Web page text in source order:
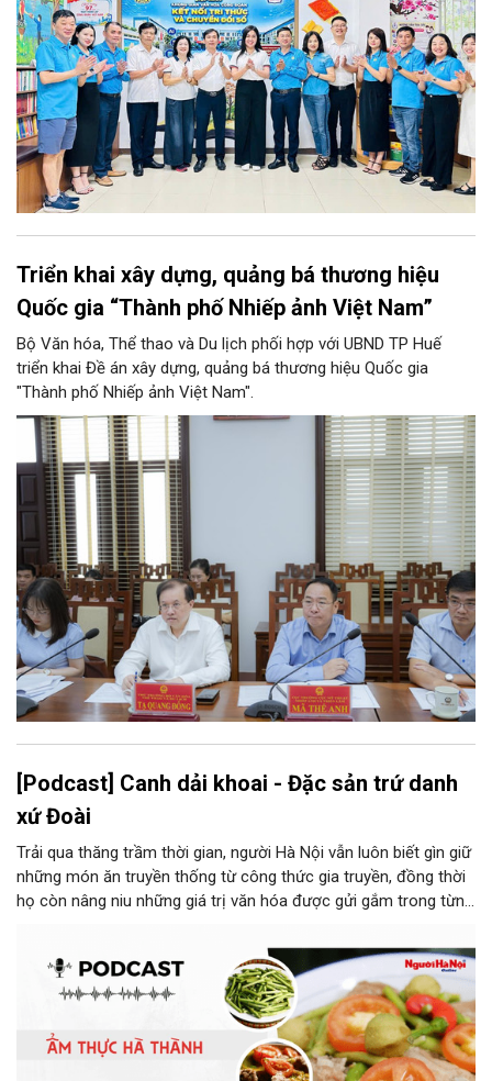
Triển khai xây dựng, quảng bá thương hiệu
Quốc gia “Thành phố Nhiếp ảnh Việt Nam”
Bộ Văn hóa, Thể thao và Du lịch phối hợp với UBND TP Huế
triển khai Đề án xây dựng, quảng bá thương hiệu Quốc gia
"Thành phố Nhiếp ảnh Việt Nam".
[Podcast] Canh dải khoai - Đặc sản trứ danh
xứ Đoài
Trải qua thăng trầm thời gian, người Hà Nội vẫn luôn biết gìn giữ
những món ăn truyền thống từ công thức gia truyền, đồng thời
họ còn nâng niu những giá trị văn hóa được gửi gắm trong từng
thức. Và canh dải khoai là một món ăn như thế.